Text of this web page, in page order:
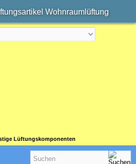
Wohnraumlüftung
Lüftungskomponenten